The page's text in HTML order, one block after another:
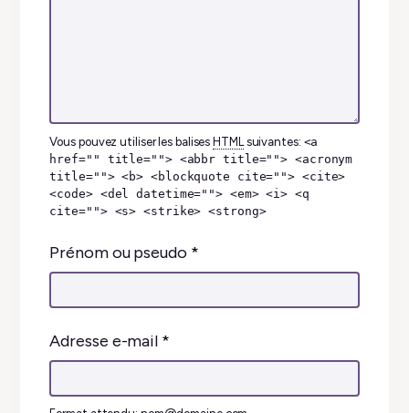
Vous pouvez utiliser les balises HTML suivantes: <a
href="" title=""> <abbr title=""> <acronym
title=""> <b> <blockquote cite=""> <cite>
<code> <del datetime=""> <em> <i> <q
cite=""> <s> <strike> <strong>
Prénom ou pseudo *
Adresse e-mail *